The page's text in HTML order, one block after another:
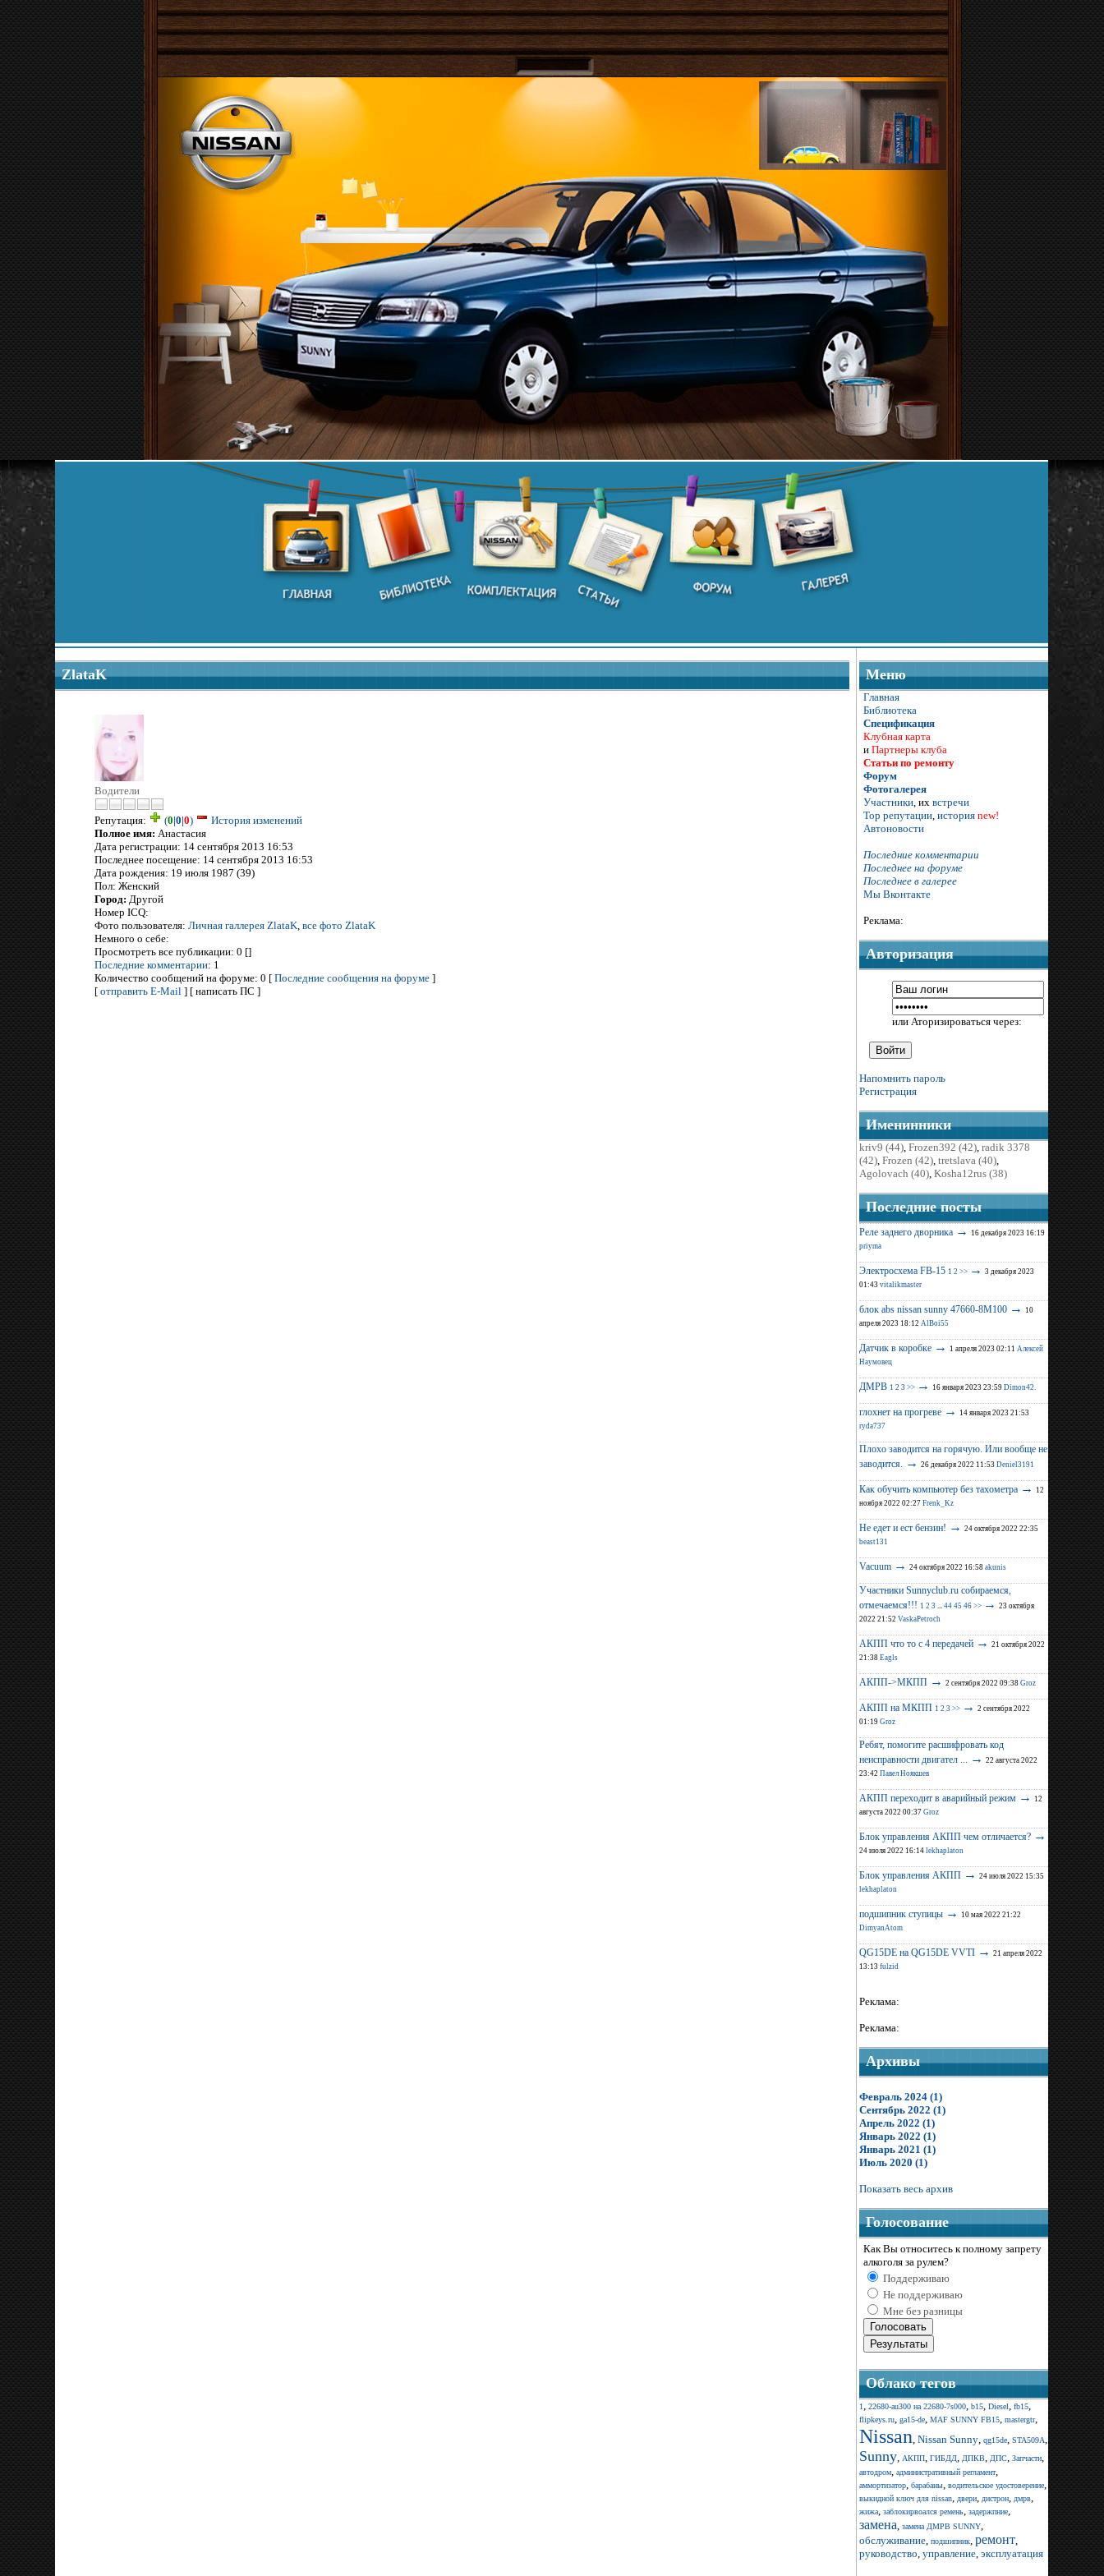
ZlataK
Водители
Репутация: (0|0|0)
История изменений
Полное имя: Анастасия
Дата регистрации: 14 сентября 2013 16:53
Последнее посещение: 14 сентября 2013 16:53
Дата рождения: 19 июля 1987 (39)
Пол: Женский
Город: Другой
Номер ICQ:
Фото пользователя: Личная галлерея ZlataK все фото ZlataK
Немного о себе:
Просмотреть все публикации: 0 []
Последние комментарии: 1
Количество сообщений на форуме: 0 [ Последние сообщения на форуме ]
[ отправить E-Mail ] [ написать ПС ]
Меню
Главная
Библиотека
Спецификация
Клубная карта
и Партнеры клуба
Статьи по ремонту
Форум
Фотогалерея
Участники , их встречи
Тор репутации история new!
Автоновости
Последние комментарии
Последнее на форуме
Последнее в галерее
Мы Вконтакте
Реклама:
Авторизация
или Аторизироваться через:
Напомнить пароль
Регистрация
Именинники
kriv9 (44) Frozen392 (42) radik 3378
(42) Frozen (42) tretslava (40)
Agolovach (40) Kosha12rus (38)
Последние поcты
Реле заднего дворника →
16 декабря 2023 16:19
priyma
Электросхема FB-15 1 2 >> → 3 декабря 2023
01:43 vitalikmaster
блок abs nissan sunny 47660-8M100 →
10
апреля 2023 18:12 AlBoi55
Датчик в коробке → 1 апреля 2023 02:11 Алексей
Наумовец
ДМРВ 1 2 3 >> → 16 января 2023 23:59 Dimon42.
глохнет на прогреве →
14 января 2023 21:53
ryda737
Плохо заводится на горячую. Или вообще не
заводится.
→ 26 декабря 2022 11:53 Deniel3191
Как обучить компьютер без тахометра →
12
ноября 2022 02:27 Frenk_Kz
Не едет и ест бензин! → 24 октября 2022 22:35
beast131
Vacuum → 24 октября 2022 16:58 akunis
Участники Sunnyclub.ru собираемся,
отмечаемся!!! 1 2 3 44 45 46 >> → 23 октября
2022 21:52 VaskaPetroch
АКПП что то с 4 передачей → 21 октября 2022
21:38 Eagls
АКПП->МКПП → 2 сентября 2022 09:38 Groz
АКПП на МКПП 1 2 3 >> → 2 сентября 2022
01:19 Groz
Ребят, помогите расшифровать код
неисправности двигател ...
→ 22 августа 2022
23:42 Павел Ноякшев
АКПП переходит в аварийный режим →
12
августа 2022 00:37 Groz
Блок управления АКПП чем отличается? →
24 июля 2022 16:14 lekhaplaton
Блок управления АКПП → 24 июля 2022 15:35
lekhaplaton
подшипник ступицы →
10 мая 2022 21:22
DimyanAtom
QG15DE на QG15DE VVTI → 21 апреля 2022
13:13 fulzid
Реклама:
Реклама:
Архивы
Февраль 2024 (1)
Сентябрь 2022 (1)
Апрель 2022 (1)
Январь 2022 (1)
Январь 2021 (1)
Июль 2020 (1)
Показать весь архив
Голосование
Как Вы относитесь к полному запрету
алкоголя за рулем?
Поддерживаю
Не поддерживаю
Мне без разницы
Облако тегов
1 22680-au300 на 22680-7s000 b15 Diesel fb15
flipkeys.ru ga15-de MAF SUNNY FB15 mastergtr,
Nissan Nissan Sunny qg15de STA509A
Sunny АКПП ГИБДД ДПКВ ДПС Запчасти
автодром административный регламент,
аммортизатор барабаны водительское удостоверение
выкидной ключ для nissan двери дистрон дмрв
жижа заблокирвоался ремень задержпние
замена замена ДМРВ SUNNY
обслуживание подшипник ремонт
руководство управление эксплуатация